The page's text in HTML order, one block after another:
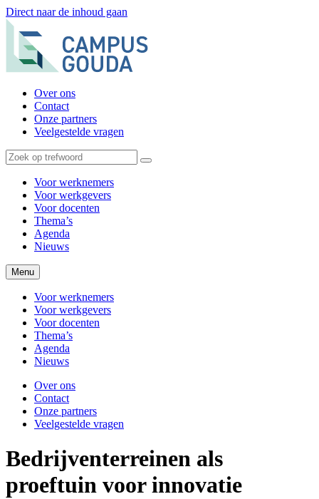
Direct naar de inhoud gaan
Over ons
Contact
Onze partners
Veelgestelde vragen
Voor werknemers
Voor werkgevers
Voor docenten
Thema’s
Agenda
Nieuws
Menu
Voor werknemers
Voor werkgevers
Voor docenten
Thema’s
Agenda
Nieuws
Over ons
Contact
Onze partners
Veelgestelde vragen
Bedrijventerreinen als
proeftuin voor innovatie